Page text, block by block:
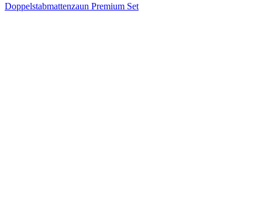
Doppelstabmattenzaun Premium Set